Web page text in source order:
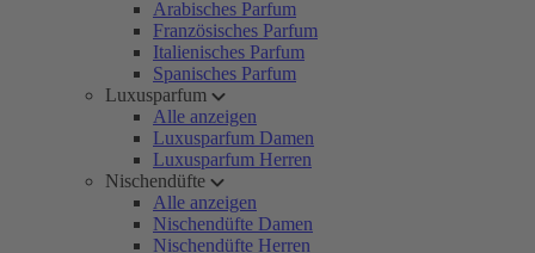
Arabisches Parfum
Französisches Parfum
Italienisches Parfum
Spanisches Parfum
Luxusparfum
Alle anzeigen
Luxusparfum Damen
Luxusparfum Herren
Nischendüfte
Alle anzeigen
Nischendüfte Damen
Nischendüfte Herren